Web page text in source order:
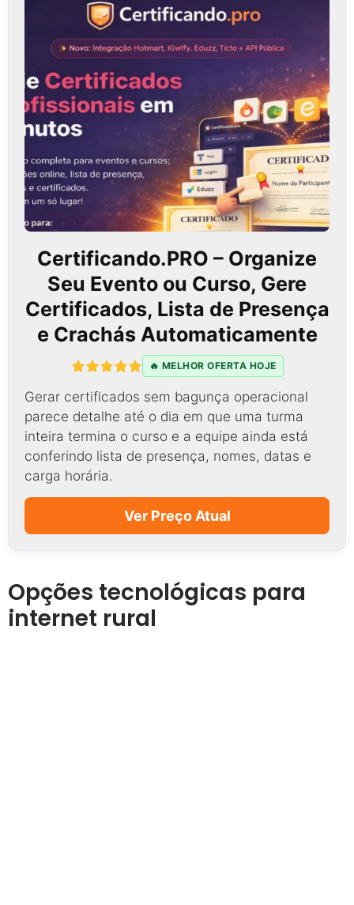
Certificando.PRO – Organize
Seu Evento ou Curso, Gere
Certificados, Lista de Presença
e Crachás Automaticamente
🔥 MELHOR OFERTA HOJE
Gerar certificados sem bagunça operacional
parece detalhe até o dia em que uma turma
inteira termina o curso e a equipe ainda está
conferindo lista de presença, nomes, datas e
carga horária.
Ver Preço Atual
Opções tecnológicas para
internet rural